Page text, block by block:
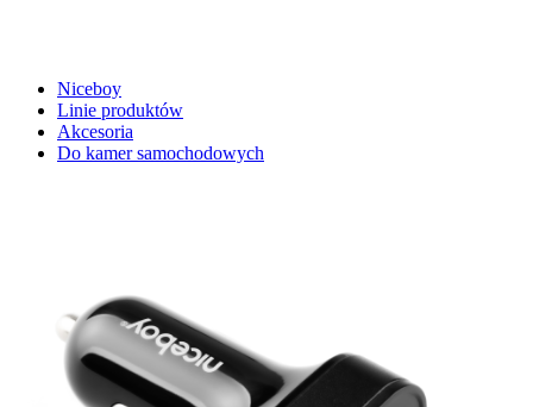
Niceboy
Linie produktów
Akcesoria
Do kamer samochodowych